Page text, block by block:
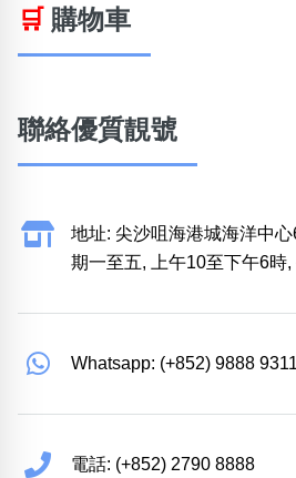
🛒 購物車
聯絡優質靚號
地址: 尖沙咀海港城海洋中
期一至五, 上午10至下午6時
Whatsapp: (+852) 9888 9311
電話: (+852) 2790 8888